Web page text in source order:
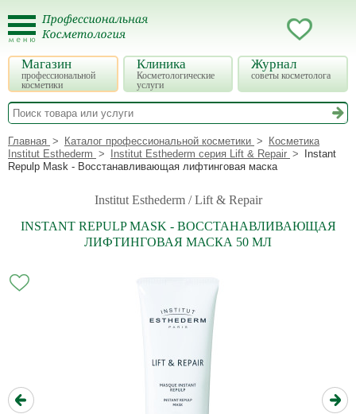
Магазин
профессиональной
косметики
Клиника
Косметологические
услуги
Журнал
советы косметолога
Главная Каталог профессиональной косметики
Косметика
Institut Esthederm
Institut Esthederm серия Lift & Repair
Instant
Repulp Mask - Восстанавливающая лифтинговая маска
Institut Esthederm / Lift & Repair
INSTANT REPULP MASK - ВОССТАНАВЛИВАЮЩАЯ
ЛИФТИНГОВАЯ МАСКА 50 МЛ